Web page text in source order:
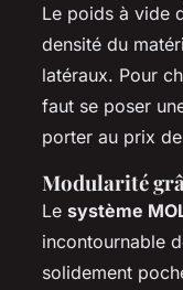
Le poids à vide
densité du
latéraux. Pour
faut se poser
porter au prix
Modularité
Le système
incontournable
solidement